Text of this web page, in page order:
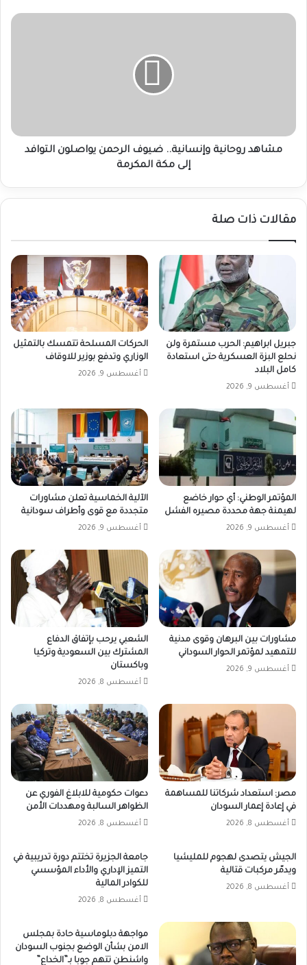
مشاهد
مكة
المكرمة
مشاهد روحانية وإنسانية.. ضيوف الرحمن يواصلون التوافد
إلى مكة المكرمة
مقالات ذات صلة
جبريل ابراهيم: الحرب مستمرة ولن
نحلع البزة العسكرية حتى استعادة
كامل البلاد
أغسطس 9, 2026
الحركات المسلحة تتمسك بالتمثيل
الوزاري وتدفع بوزير للاوقاف
أغسطس 9, 2026
المؤتمر الوطني: أي حوار خاضع
لهيمنة جهة محددة مصيره الفشل
أغسطس 9, 2026
الآلية الخماسية تعلن مشاورات
متجددة مع قوى وأطراف سودانية
أغسطس 9, 2026
مشاورات بين البرهان وقوى مدنية
للتمهيد لمؤتمر الحوار السوداني
أغسطس 9, 2026
الشعبي يرحب بإتفاق الدفاع
المشترك بين السعودية وتركيا
وباكستان
أغسطس 8, 2026
مصر: استعداد شركاتنا للمساهمة
في إعادة إعمار السودان
أغسطس 8, 2026
دعوات حكومية للابلاغ الفوري عن
الظواهر السالبة ومهددات الأمن
أغسطس 8, 2026
الجيش يتصدى لهجوم للمليشيا
ويدمّر مركبات قتالية
أغسطس 8, 2026
جامعة الجزيرة تختتم دورة تدريبية في
التميز الإداري والأداء المؤسسي
للكوادر المالية
أغسطس 8, 2026
مواجهة دبلوماسية حادة بمجلس
الامن بشأن الوضع بجنوب السودان
واشنطن تتهم جوبا بـ”الخداع”